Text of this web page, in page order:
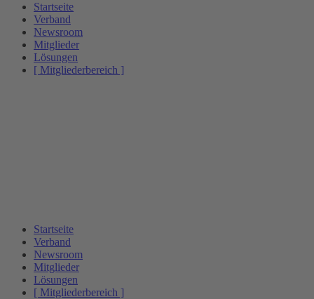
Startseite
Verband
Newsroom
Mitglieder
Lösungen
[ Mitgliederbereich ]
Startseite
Verband
Newsroom
Mitglieder
Lösungen
[ Mitgliederbereich ]